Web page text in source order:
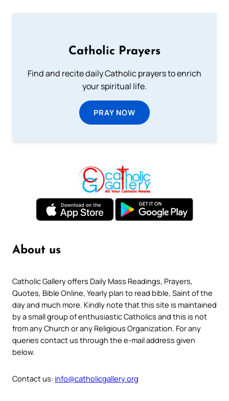
Catholic Prayers
Find and recite daily Catholic prayers to enrich
your spiritual life.
PRAY NOW
About us
Catholic Gallery offers Daily Mass Readings, Prayers,
Quotes, Bible Online, Yearly plan to read bible, Saint of the
day and much more. Kindly note that this site is maintained
by a small group of enthusiastic Catholics and this is not
from any Church or any Religious Organization. For any
queries contact us through the e-mail address given
below.
Contact us: info@catholicgallery.org